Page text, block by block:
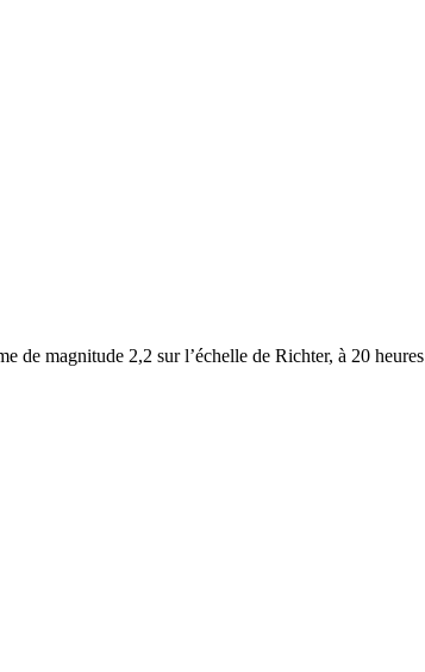
magnitude 2,2 sur l’échelle de Richter, à 20